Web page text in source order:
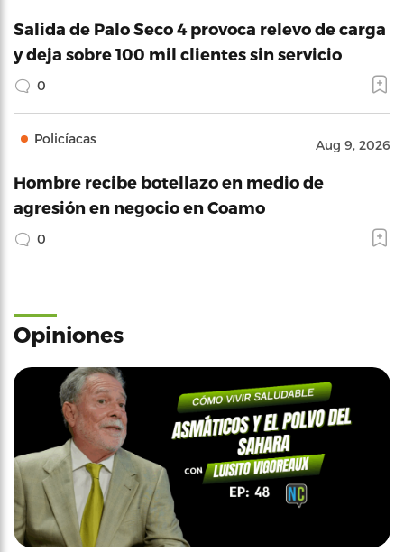
Salida de Palo Seco 4 provoca relevo de carga
y deja sobre 100 mil clientes sin servicio
0
Policíacas Aug 9, 2026
Hombre recibe botellazo en medio de
agresión en negocio en Coamo
0
Opiniones